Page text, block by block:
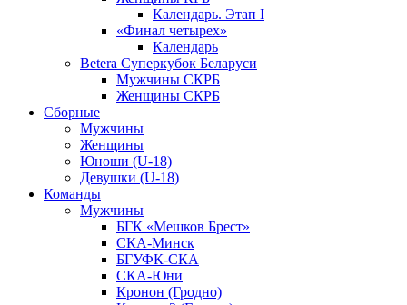
Календарь. Этап I
«Финал четырех»
Календарь
Betera Суперкубок Беларуси
Мужчины СКРБ
Женщины СКРБ
Сборные
Мужчины
Женщины
Юноши (U-18)
Девушки (U-18)
Команды
Мужчины
БГК «Мешков Брест»
СКА-Минск
БГУФК-СКА
СКА-Юни
Кронон (Гродно)